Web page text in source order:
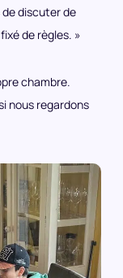
de discuter de
de règles. »
chambre.
nous regardons